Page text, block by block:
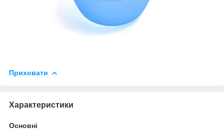
Приховати
Характеристики
Основні